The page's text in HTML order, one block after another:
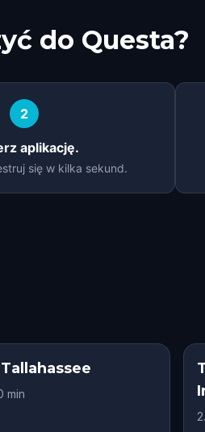
do Questa?
2
aplikację.
się w kilka sekund.
min